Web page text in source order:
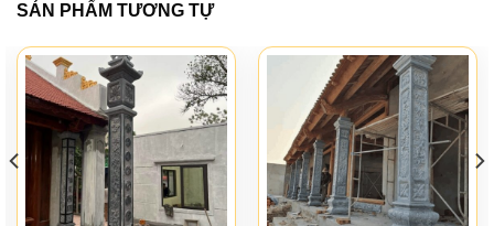
SẢN PHẨM TƯƠNG TỰ